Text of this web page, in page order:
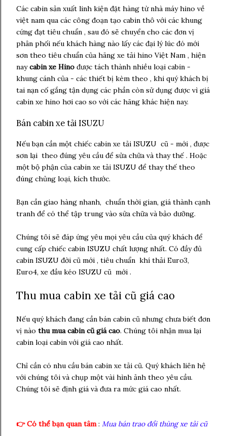
Các cabin sản xuất linh kiện đặt hàng từ nhà máy hino về
việt nam qua các công đoạn tạo cabin thô với các khung
cứng đạt tiêu chuẩn , sau đó sẽ chuyển cho các đơn vị
phân phối nếu khách hàng nào lấy các đại lý lúc đó mới
sơn theo tiêu chuẩn của hãng xe tải hino Việt Nam , hiện
naycabin xe Hino được tách thành nhiều loại cabin -
khung cánh của - các thiết bị kèm theo , khi quý khách bị
tai nạn cố gắng tận dụng các phần còn sử dụng được vì giá
cabin xe hino hơi cao so với các hãng khác hiện nay.
Bán cabin xe tải ISUZU
Nếu bạn cần một chiếc cabin xe tải ISUZU cũ - mới , được
sơn lại theo đúng yêu cầu để sửa chữa và thay thế . Hoặc
một bộ phận của cabin xe tải ISUZU để thay thế theo
đúng chủng loại, kích thước.
Bạn cần giao hàng nhanh, chuẩn thời gian, giá thành cạnh
tranh để có thể tập trung vào sửa chữa và bảo dưỡng.
Chúng tôi sẽ đáp ứng yêu mọi yêu cầu của quý khách để
cung cấp chiếc cabin ISUZU chất lượng nhất. Có đầy đủ
cabin ISUZU đời cũ mới , tiêu chuẩn khí thải Euro3,
Euro4, xe đầu kéo ISUZU cũ mới .
Thu mua cabin xe tải cũ giá cao
Nếu quý khách đang cần bán cabin cũ nhưng chưa biết đơn
vị nào thu mua cabin cũ giá cao. Chúng tôi nhận mua lại
cabin loại cabin với giá cao nhất.
Chỉ cần có nhu cầu bán cabin xe tải cũ. Quý khách liên hệ
với chúng tôi và chụp một vài hình ảnh theo yêu cầu.
Chúng tôi sẽ định giá và đưa ra mức giá cao nhất.
👉 Có thể bạn quan tâm: Mua bán trao đổi thùng xe tải cũ